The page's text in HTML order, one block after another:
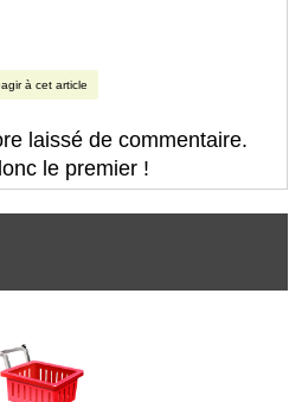
à cet article
laissé de commentaire.
le premier !